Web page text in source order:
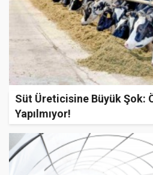
Süt Üreticisine Büyük Şok:
Yapılmıyor!